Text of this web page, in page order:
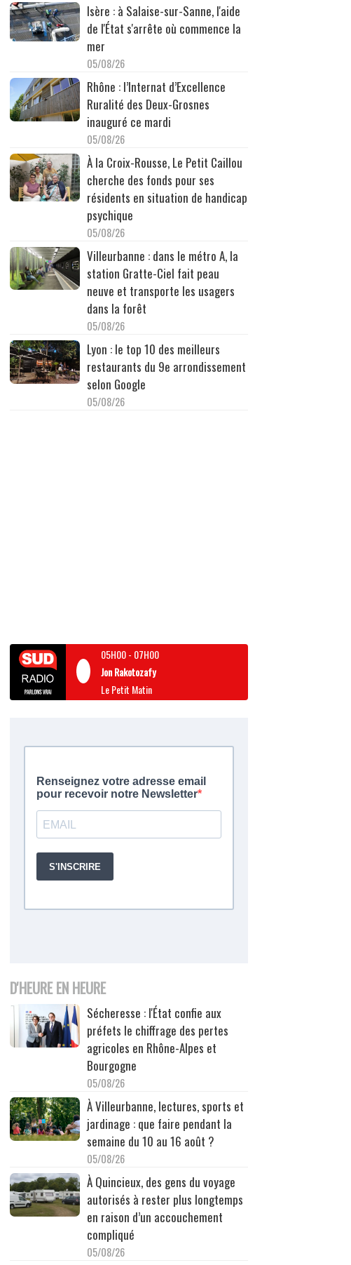
Isère : à Salaise-sur-Sanne, l'aide
de l'État s'arrête où commence la
mer
05/08/26
Rhône : l’Internat d’Excellence
Ruralité des Deux-Grosnes
inauguré ce mardi
05/08/26
À la Croix-Rousse, Le Petit Caillou
cherche des fonds pour ses
résidents en situation de handicap
psychique
05/08/26
Villeurbanne : dans le métro A, la
station Gratte-Ciel fait peau
neuve et transporte les usagers
dans la forêt
05/08/26
Lyon : le top 10 des meilleurs
restaurants du 9e arrondissement
selon Google
05/08/26
05H00- 07H00
Jon Rakotozafy
Le Petit Matin
D'HEURE EN HEURE
Sécheresse : l'État confie aux
préfets le chiffrage des pertes
agricoles en Rhône-Alpes et
Bourgogne
05/08/26
À Villeurbanne, lectures, sports et
jardinage : que faire pendant la
semaine du 10 au 16 août ?
05/08/26
À Quincieux, des gens du voyage
autorisés à rester plus longtemps
en raison d’un accouchement
compliqué
05/08/26